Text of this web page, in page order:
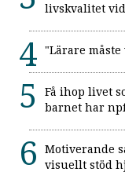
livskvalitet
"Lärare måste
Få ihop livet
barnet har
Motiverande
visuellt stöd